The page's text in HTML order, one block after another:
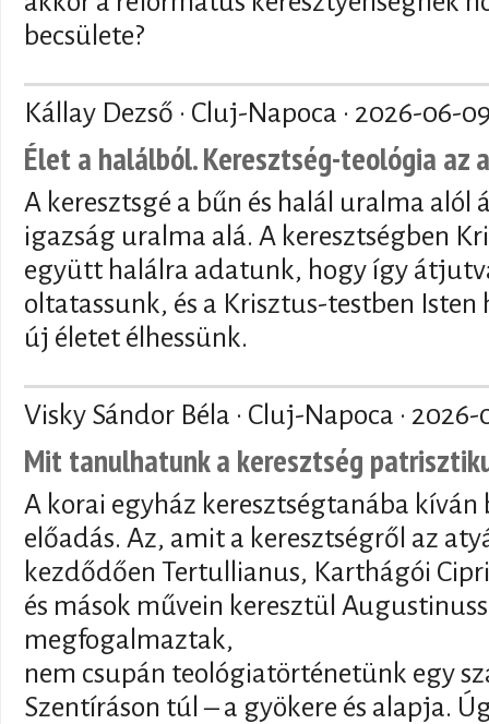
becsülete?
Kállay Dezső · Cluj-Napoca · 2026-06-
Élet a halálból. Keresztség-teológia az
A keresztsgé a bűn és halál uralma alól
igazság uralma alá. A keresztségben
együtt halálra adatunk, hogy így
oltatassunk, és a Krisztus-testben
új életet élhessünk.
Visky Sándor Béla · Cluj-Napoca · 2026-
Mit tanulhatunk a keresztség
A korai egyház keresztségtanába
előadás. Az, amit a keresztségről az
kezdődően Tertullianus, Karthágói
és mások művein keresztül
megfogalmaztak,
nem csupán teológiatörténetünk egy
Szentíráson túl – a gyökere és alapja.